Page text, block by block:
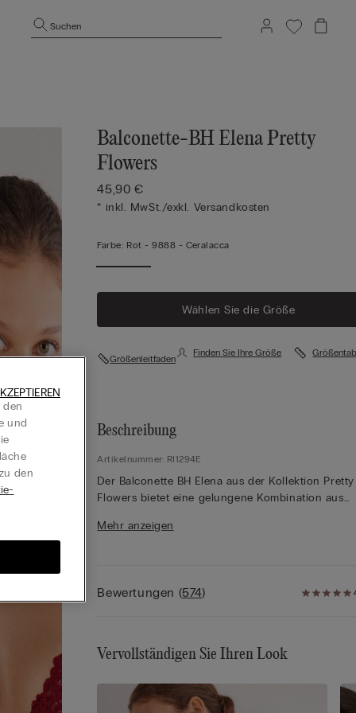
Suchen
Balconette-BH Elena Pretty
Flowers
45,90 €
* inkl. MwSt./exkl. Versandkosten
Farbe: Rot -9888 - Ceralacca
Wählen Sie die Größe
Größenleitfaden
Finden Sie Ihre Größe
Beschreibung
Artikelnummer: RI1294E
Der Balconette BH Elena aus der Kollektion Pretty
Flowers bietet eine gelungene Kombination aus
wattierten Cups gestaltet, gewährleistet er
raffinierte Ausstrahlung. Für größere Cups sind
Unterbrustband aus Spitze für zusätzlichen Halt
Die Träger sind individuell verstellbar, sodass der
Balconette BH perfekt angepasst werden kann.
Besonders geeignet ist der Balconette BH Elena
Mehr anzeigen
Bewertungen (574)
Vervollständigen Sie Ihren Look
und
den